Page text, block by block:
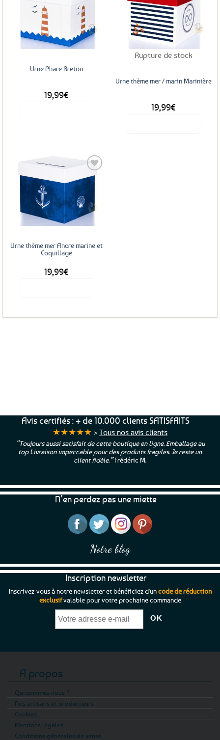
Ajouter
aux
favoris
Urne Phare Breton
19,99€
Ajouter
aux
favoris
Rupture de stock
Urne thème mer / marin Marinière
19,99€
favoris
Urne thème mer Ancre marine et
Coquillage
19,99€
Avis certifiés : + de 10.000 clients SATISFAITS
★★★★★ > Tous nos avis clients
“Toujours aussi satisfait de cette boutique en ligne. Emballage au
top Livraison impeccable pour des produits fragiles. Je reste un
client fidèle.”Frédéric M.
N’en perdez pas une miette
Notre blog
Inscription newsletter
Inscrivez-vous à notre newsletter et bénéficiez d'uncode de réduction
exclusifvalable pour votre prochaine commande
A propos
Qui sommes-nous ?
Nos artisans et producteurs
Cookies
Mentions légales
Conditions générales de vente